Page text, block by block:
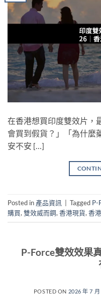
在香港想買印度雙效片，
會買到假貨？」「為什麼
安不安 […]
Posted in 產品資訊 Tagged P-
購買,雙效威而鋼,香港現貨,香
P-Force雙效效果
POSTED ON 2026 年 7 月